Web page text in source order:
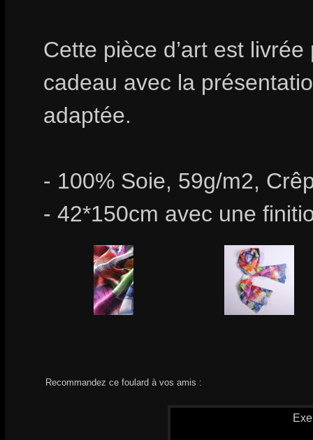
Cette pièce d’art est
cadeau avec la
adaptée.
- 100% Soie, 59g/m2,
- 42*150cm avec une
Recommandez ce foulard à vos amis :